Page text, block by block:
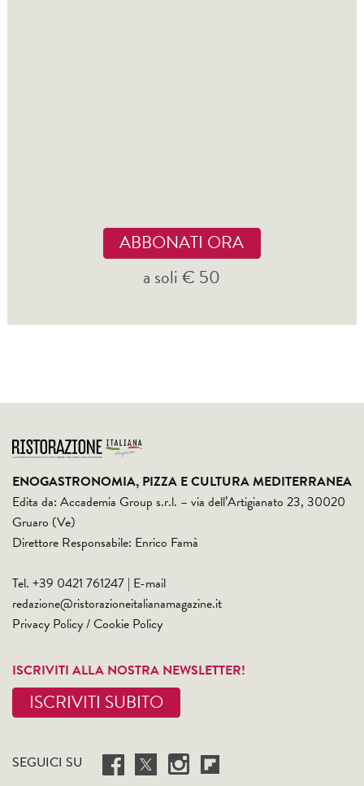
ABBONATI ORA
a soli € 50
ENOGASTRONOMIA, PIZZA E CULTURA MEDITERRANEA
Edita da: Accademia Group s.r.l. – via dell’Artigianato 23, 30020
Gruaro (Ve)
Direttore Responsabile: Enrico Famà
Tel. +39 0421 761247 | E-mail
redazione@ristorazioneitalianamagazine.it
Privacy Policy/Cookie Policy
ISCRIVITI ALLA NOSTRA NEWSLETTER!
ISCRIVITI SUBITO
SEGUICI SU